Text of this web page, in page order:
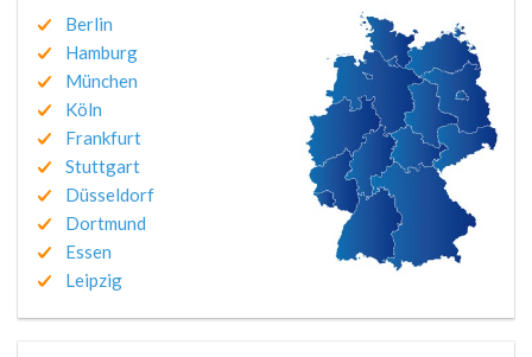
Berlin
Hamburg
München
Köln
Frankfurt
Stuttgart
Düsseldorf
Dortmund
Essen
Leipzig